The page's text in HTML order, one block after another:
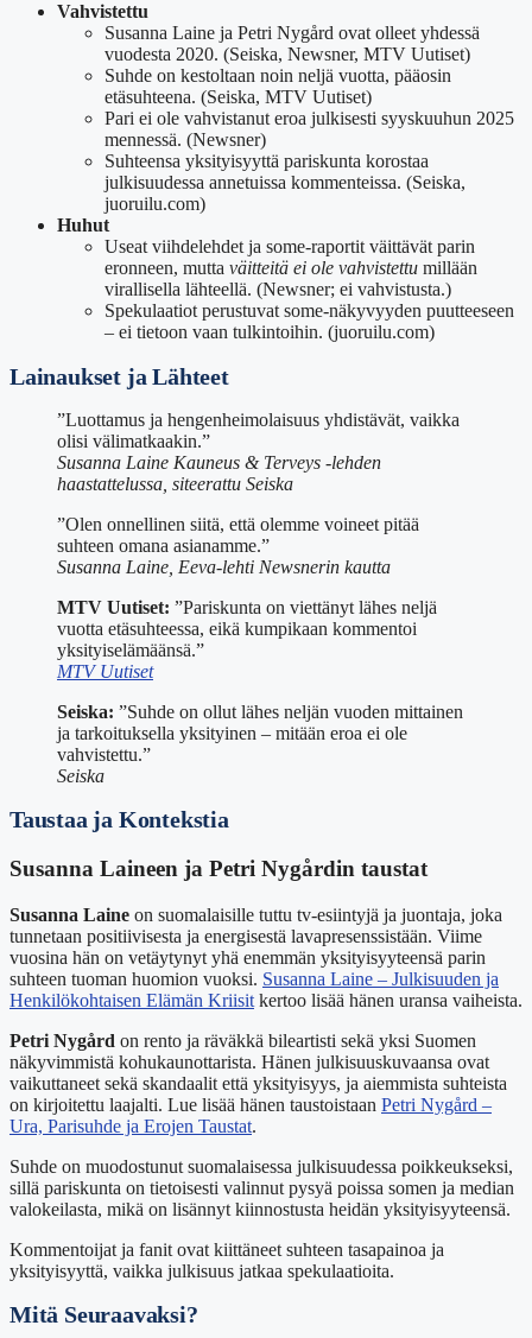
Vahvistettu
Susanna Laine ja Petri Nygård ovat olleet yhdessä
vuodesta 2020. (Seiska, Newsner, MTV Uutiset)
Suhde on kestoltaan noin neljä vuotta, pääosin
etäsuhteena. (Seiska, MTV Uutiset)
Pari ei ole vahvistanut eroa julkisesti syyskuuhun 2025
mennessä. (Newsner)
Suhteensa yksityisyyttä pariskunta korostaa
julkisuudessa annetuissa kommenteissa. (Seiska,
juoruilu.com)
Huhut
Useat viihdelehdet ja some-raportit väittävät parin
eronneen, mutta väitteitä ei ole vahvistettu millään
virallisella lähteellä. (Newsner; ei vahvistusta.)
Spekulaatiot perustuvat some-näkyvyyden puutteeseen
– ei tietoon vaan tulkintoihin. (juoruilu.com)
Lainaukset ja Lähteet
”Luottamus ja hengenheimolaisuus yhdistävät, vaikka
olisi välimatkaakin.”
Susanna Laine Kauneus & Terveys -lehden
haastattelussa, siteerattu Seiska
”Olen onnellinen siitä, että olemme voineet pitää
suhteen omana asianamme.”
Susanna Laine, Eeva-lehti Newsnerin kautta
MTV Uutiset: ”Pariskunta on viettänyt lähes neljä
vuotta etäsuhteessa, eikä kumpikaan kommentoi
yksityiselämäänsä.”
MTV Uutiset
Seiska: ”Suhde on ollut lähes neljän vuoden mittainen
ja tarkoituksella yksityinen – mitään eroa ei ole
vahvistettu.”
Seiska
Taustaa ja Kontekstia
Susanna Laineen ja Petri Nygårdin taustat
Susanna Laine on suomalaisille tuttu tv-esiintyjä ja juontaja, joka
tunnetaan positiivisesta ja energisestä lavapresenssistään. Viime
vuosina hän on vetäytynyt yhä enemmän yksityisyyteensä parin
suhteen tuoman huomion vuoksi. Susanna Laine – Julkisuuden ja
Henkilökohtaisen Elämän Kriisit kertoo lisää hänen uransa vaiheista.
Petri Nygård on rento ja räväkkä bileartisti sekä yksi Suomen
näkyvimmistä kohukaunottarista. Hänen julkisuuskuvaansa ovat
vaikuttaneet sekä skandaalit että yksityisyys, ja aiemmista suhteista
on kirjoitettu laajalti. Lue lisää hänen taustoistaan Petri Nygård –
Ura, Parisuhde ja Erojen Taustat.
Suhde on muodostunut suomalaisessa julkisuudessa poikkeukseksi,
sillä pariskunta on tietoisesti valinnut pysyä poissa somen ja median
valokeilasta, mikä on lisännyt kiinnostusta heidän yksityisyyteensä.
Kommentoijat ja fanit ovat kiittäneet suhteen tasapainoa ja
yksityisyyttä, vaikka julkisuus jatkaa spekulaatioita.
Mitä Seuraavaksi?